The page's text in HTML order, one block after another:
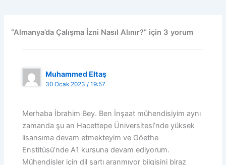
“Almanya’da Çalışma İzni Nasıl Alınır?” için 3 yorum
Muhammed Eltaş
30 Ocak 2023 / 19:57
Merhaba İbrahim Bey. Ben İnşaat mühendisiyim aynı
zamanda şu an Hacettepe Üniversitesi’nde yüksek
lisansıma devam etmekteyim ve Göethe
Enstitüsü’nde A1 kursuna devam ediyorum.
Mühendisler için dil şartı aranmıyor bilgisini biraz